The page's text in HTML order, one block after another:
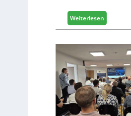
Weiterlesen:
M
b
e
b
r
a
n